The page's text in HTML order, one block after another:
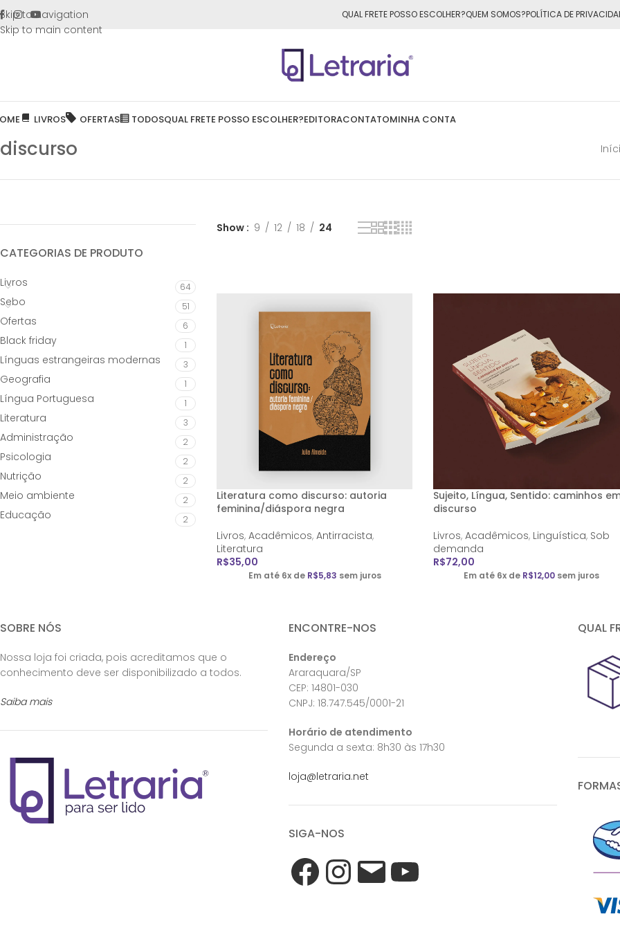
Skip to navigation
Skip to main content
para todo o Brasil nas compras acima de R$50,00
QUAL FRETE POSSO ESCOLHER?QUEM SOMOS?POLÍTICA DE
LIVROS OFERTAS TODOSQUAL FRETE POSSO ESCOLHER?EDITORACONTATOMINHA CONTA
discurso
CATEGORIAS DE PRODUTO
Livros 64
Sebo 51
Ofertas 6
Black friday 1
Línguas estrangeiras modernas 3
Geografia 1
Língua Portuguesa 1
Literatura 3
Administração 2
Psicologia 2
Nutrição 2
Meio ambiente 2
Educação 2
Show 9 12 18 24
Literatura como discurso: autoria
feminina/diáspora negra
Livros, Acadêmicos, Antirracista,
Literatura
R$35,00
Em até 6x de R$5,83 sem juros
Sujeito, Língua, Sentido: caminhos
discurso
Livros, Acadêmicos, Linguística, Sob
demanda
R$72,00
Em até 6x de R$12,00 sem juros
SOBRE NÓS
Nossa loja foi criada, pois acreditamos que o
conhecimento deve ser disponibilizado a todos.
Saiba mais
ENCONTRE-NOS
Endereço
Araraquara/SP
CEP: 14801-030
CNPJ: 18.747.545/0001-21
Horário de atendimento
Segunda a sexta: 8h30 às 17h30
loja@letraria.net
SIGA-NOS
QUAL